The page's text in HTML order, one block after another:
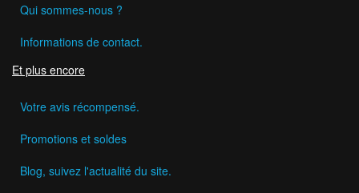
Qui sommes-nous ?
Informations de contact.
Et plus encore
Votre avis récompensé.
Promotions et soldes
Blog, suivez l'actualité du site.